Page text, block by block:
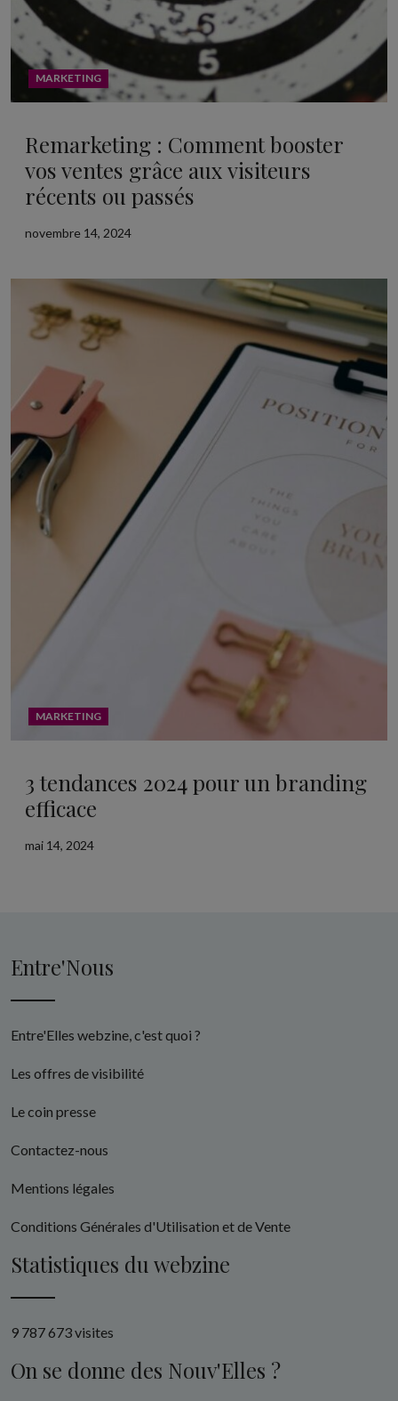
MARKETING
Remarketing : Comment booster
vos ventes grâce aux visiteurs
récents ou passés
novembre 14, 2024
MARKETING
3 tendances 2024 pour un branding
efficace
mai 14, 2024
Entre'Nous
Entre'Elles webzine, c'est quoi ?
Les offres de visibilité
Le coin presse
Contactez-nous
Mentions légales
Conditions Générales d'Utilisation et de Vente
Statistiques du webzine
9 787 673 visites
On se donne des Nouv'Elles ?